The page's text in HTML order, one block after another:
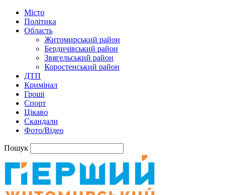
Місто
Політика
Область
Житомирський район
Бердичівський район
Звягельський район
Коростенський район
ДТП
Кримінал
Гроші
Спорт
Цікаво
Скандали
Фото/Відео
Пошук